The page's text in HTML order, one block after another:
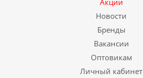
Акции
Новости
Бренды
Вакансии
Оптовикам
Личный кабинет